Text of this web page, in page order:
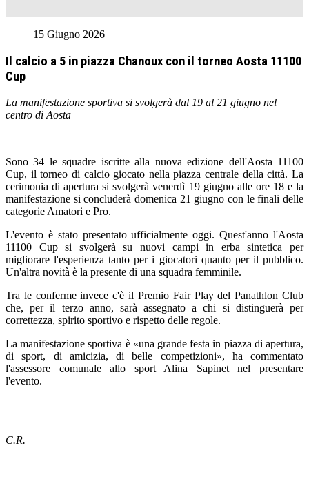
15 Giugno 2026
Il calcio a 5 in piazza Chanoux con il torneo Aosta 11100
Cup
La manifestazione sportiva si svolgerà dal 19 al 21 giugno nel
centro di Aosta
Sono 34 le squadre iscritte alla nuova edizione dell'Aosta 11100
Cup, il torneo di calcio giocato nella piazza centrale della città. La
cerimonia di apertura si svolgerà venerdì 19 giugno alle ore 18 e la
manifestazione si concluderà domenica 21 giugno con le finali delle
categorie Amatori e Pro.
L'evento è stato presentato ufficialmente oggi. Quest'anno l'Aosta
11100 Cup si svolgerà su nuovi campi in erba sintetica per
migliorare l'esperienza tanto per i giocatori quanto per il pubblico.
Un'altra novità è la presente di una squadra femminile.
Tra le conferme invece c'è il Premio Fair Play del Panathlon Club
che, per il terzo anno, sarà assegnato a chi si distinguerà per
correttezza, spirito sportivo e rispetto delle regole.
La manifestazione sportiva è «una grande festa in piazza di apertura,
di sport, di amicizia, di belle competizioni», ha commentato
l'assessore comunale allo sport Alina Sapinet nel presentare
l'evento.
C.R.